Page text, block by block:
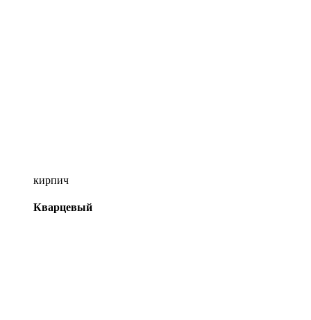
кирпич
Кварцевый